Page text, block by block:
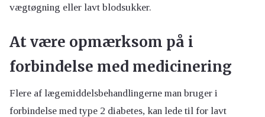
vægtøgning eller lavt blodsukker.
At være opmærksom på i
forbindelse med medicinering
Flere af lægemiddelsbehandlingerne man bruger i
forbindelse med type 2 diabetes, kan lede til for lavt